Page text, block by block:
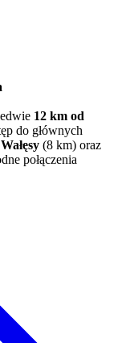
12 km od
do głównych
(8 km) oraz
połączenia